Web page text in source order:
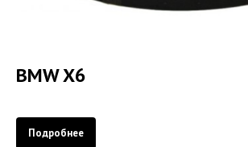
BMW X6
Подробнее